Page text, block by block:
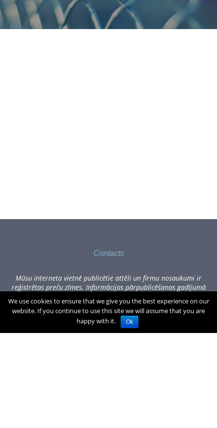
€
Contacts
Mūsu interneta vietnē publicētie attēli un firmu nosaukumi ir
reģistrētas preču zīmes. Informācijas pārpublicēšanas gadījumā
lūdzam sazināties, rakstot uz office[at]zogufabrika.lv.
Visas cenas norādītas Eiro, tajā skaitā PVN.
We use cookies to ensure that we give you the best experience on our
website. If you continue to use this site we will assume that you are
happy with it.
Ok